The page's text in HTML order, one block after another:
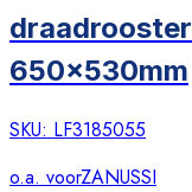
650x530mm
SKU: LF3185055
o.a. voorZANUSSI